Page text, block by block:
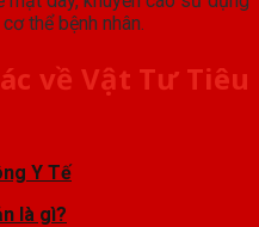
thể bệnh nhân.
về Vật Tư Tiêu
Y Tế
là gì?